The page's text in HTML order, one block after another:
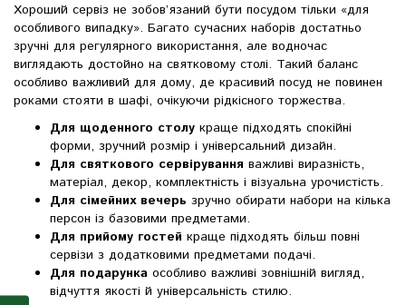
Хороший сервіз не зобов’язаний бути посудом тільки «для
особливого випадку». Багато сучасних наборів достатньо
зручні для регулярного використання, але водночас
виглядають достойно на святковому столі. Такий баланс
особливо важливий для дому, де красивий посуд не повинен
роками стояти в шафі, очікуючи рідкісного торжества.
Для щоденного столу краще підходять спокійні
форми, зручний розмір і універсальний дизайн.
Для святкового сервірування важливі виразність,
матеріал, декор, комплектність і візуальна урочистість.
Для сімейних вечерь зручно обирати набори на кілька
персон із базовими предметами.
Для прийому гостей краще підходять більш повні
сервізи з додатковими предметами подачі.
Для подарунка особливо важливі зовнішній вигляд,
відчуття якості й універсальність стилю.